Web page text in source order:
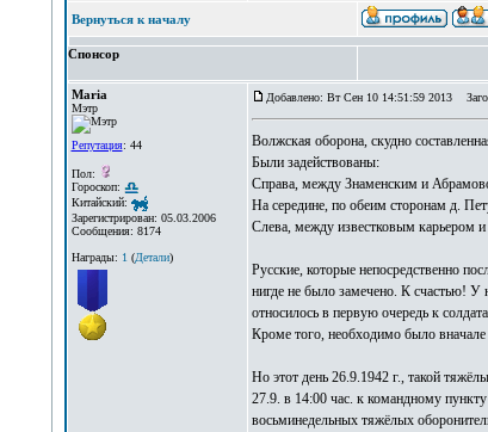
Вернуться к началу
Спонсор
Maria
Мэтр
Репутация: 44
Пол:
Гороскоп:
Китайский:
Зарегистрирован: 05.03.2006
Сообщения: 8174
Награды: 1(Детали)
Добавлено: Вт Сен 10 14:51:59 2013
Волжская оборона, скудно
Были задействованы:
Справа, между Знаменским и
На середине, по обеим сторонам д.
Слева, между известковым карьером
Русские, которые непосредственно
нигде не было замечено. К счастью! У
относилось в первую очередь к
Кроме того, необходимо было
Но этот день 26.9.1942 г., такой
27.9. в 14:00 час. к командному
восьминедельных тяжёлых